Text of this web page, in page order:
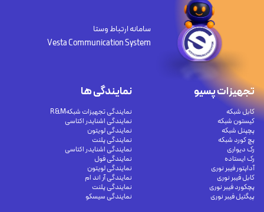
سامانه ارتباط وستا
Vesta Communication System
تجهیزات پسیو
کابل شبکه
کیستون شبکه
پچپنل شبکه
پچ کورد شبکه
رک دیواری
رک ایستاده
آداپتور فیبر نوری
کابل فیبر نوری
پچکورد فیبر نوری
پیگتیل فیبر نوری
نمایندگی ها
نمایندگی تجهیزات شبکهR&M
نمایندگی اشنایدر اکتاسی
نمایندگی لویتون
نمایندگی پلنت
نمایندگی اشنایدر اکتاسی
نمایندگی فول
نمایندگی لویتون
نمایندگی آر اند ام
نمایندگی پلنت
نمایندگی سیسکو